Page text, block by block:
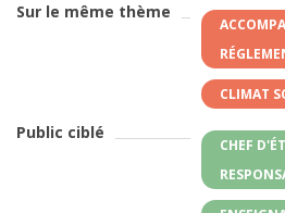
Sur le même thème
CLIMAT
Public ciblé
CHEF